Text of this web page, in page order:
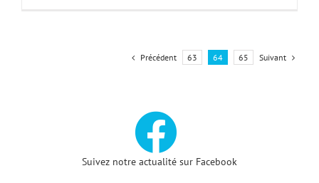
Précédent 63 64 65 Suivant
Suivez notre actualité sur Facebook